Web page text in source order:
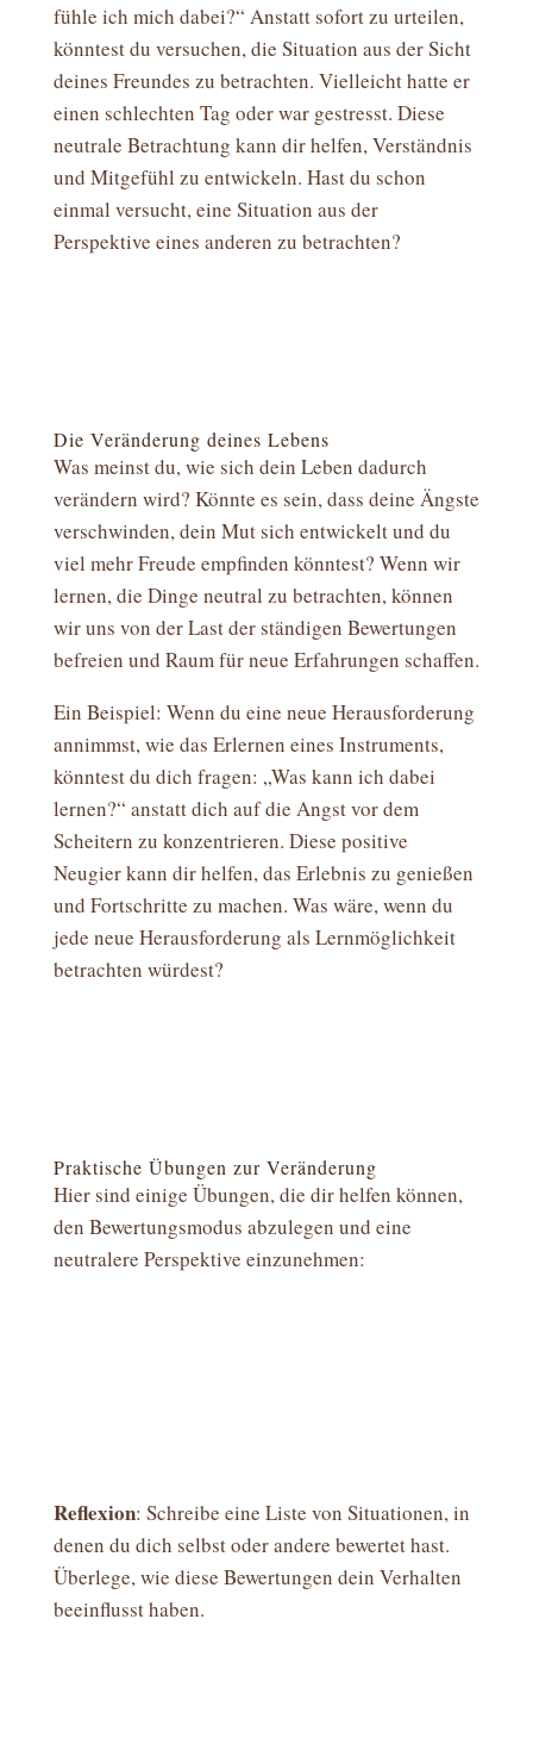
fühle ich mich dabei?“ Anstatt sofort zu urteilen,
könntest du versuchen, die Situation aus der Sicht
deines Freundes zu betrachten. Vielleicht hatte er
einen schlechten Tag oder war gestresst. Diese
neutrale Betrachtung kann dir helfen, Verständnis
und Mitgefühl zu entwickeln. Hast du schon
einmal versucht, eine Situation aus der
Perspektive eines anderen zu betrachten?
Die Veränderung deines Lebens
Was meinst du, wie sich dein Leben dadurch
verändern wird? Könnte es sein, dass deine Ängste
verschwinden, dein Mut sich entwickelt und du
viel mehr Freude empfinden könntest? Wenn wir
lernen, die Dinge neutral zu betrachten, können
wir uns von der Last der ständigen Bewertungen
befreien und Raum für neue Erfahrungen schaffen.
Ein Beispiel: Wenn du eine neue Herausforderung
annimmst, wie das Erlernen eines Instruments,
könntest du dich fragen: „Was kann ich dabei
lernen?“ anstatt dich auf die Angst vor dem
Scheitern zu konzentrieren. Diese positive
Neugier kann dir helfen, das Erlebnis zu genießen
und Fortschritte zu machen. Was wäre, wenn du
jede neue Herausforderung als Lernmöglichkeit
betrachten würdest?
Praktische Übungen zur Veränderung
Hier sind einige Übungen, die dir helfen können,
den Bewertungsmodus abzulegen und eine
neutralere Perspektive einzunehmen:
Reflexion: Schreibe eine Liste von Situationen, in
denen du dich selbst oder andere bewertet hast.
Überlege, wie diese Bewertungen dein Verhalten
beeinflusst haben.